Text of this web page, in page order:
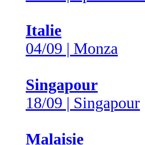
Italie
04/09 | Monza
Singapour
18/09 | Singapour
Malaisie